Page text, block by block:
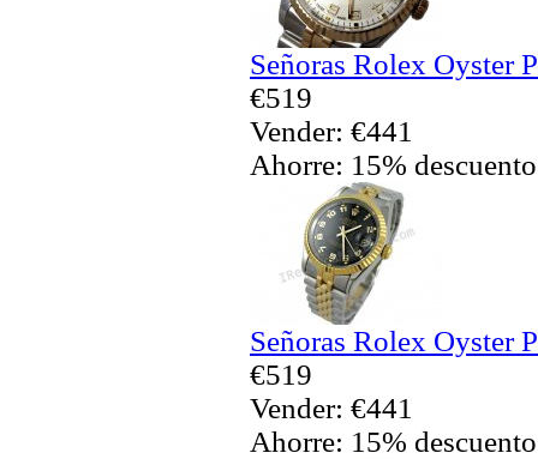
Señoras Rolex Oyster
€519
Vender: €441
Ahorre: 15% descuento
Señoras Rolex Oyster
€519
Vender: €441
Ahorre: 15% descuento